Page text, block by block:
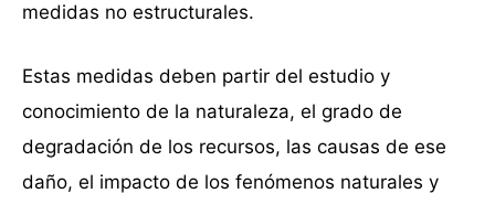
medidas no estructurales.
Estas medidas deben partir del estudio y
conocimiento de la naturaleza, el grado de
degradación de los recursos, las causas de ese
daño, el impacto de los fenómenos naturales y